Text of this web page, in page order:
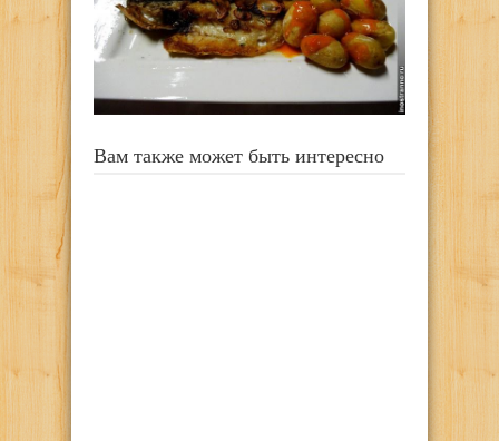
Вам также может быть интересно